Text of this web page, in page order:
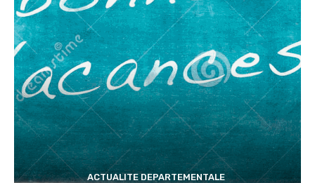
ACTUALITE DEPARTEMENTALE